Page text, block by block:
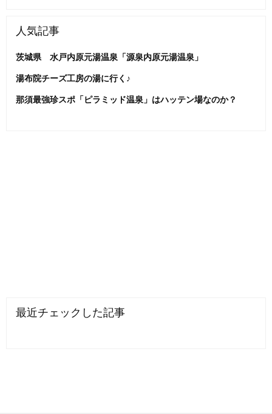
人気記事
茨城県 水戸内原元湯温泉「源泉内原元湯温泉」
湯布院チーズ工房の湯に行く♪
那須最強珍スポ「ピラミッド温泉」はハッテン場なのか？
最近チェックした記事